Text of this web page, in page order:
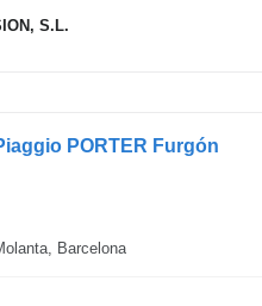
S.L.
PORTER Furgón
Barcelona